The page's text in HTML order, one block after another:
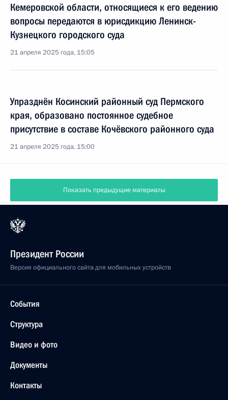
Кемеровской области, относящиеся к его ведению
вопросы передаются в юрисдикцию Ленинск-
Кузнецкого городского суда
21 апреля 2025 года, 15:05
Упразднён Косинский районный суд Пермского
края, образовано постоянное судебное
присутствие в составе Кочёвского районного суда
21 апреля 2025 года, 15:00
Показать предыдущие материалы
Президент России
Версия официального сайта для мобильных устройств
События
Структура
Видео и фото
Документы
Контакты